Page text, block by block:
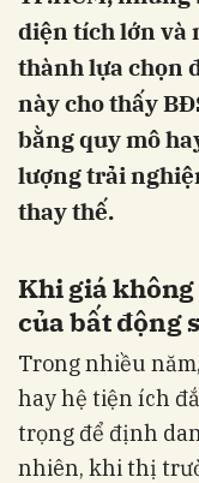
diện tích lớn và
thành lựa chọn
này cho thấy
bằng quy mô
lượng trải
thay thế.
Khi giá
của bất động
Trong nhiều
hay hệ tiện ích
trọng để định
nhiên, khi thị